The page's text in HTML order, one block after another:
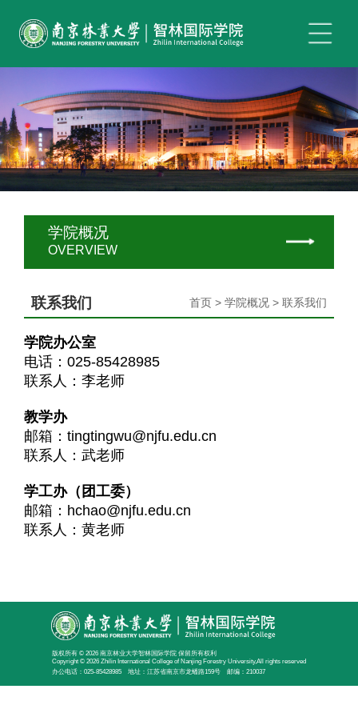
学院概况
OVERVIEW
联系我们 首页 > 学院概况 > 联系我们
学院办公室
电话：025-85428985
联系人：李老师
教学办
邮箱：tingtingwu@njfu.edu.cn
联系人：武老师
学工办（团工委）
邮箱：hchao@njfu.edu.cn
联系人：黄老师
版权所有 © 2026 南京林业大学智林国际学院 保留所有权利
Copyright © 2026 Zhilin International College of Nanjing Forestry University,All rights reserved
办公电话：025-85428985 地址：江苏省南京市龙蟠路159号 邮编：210037